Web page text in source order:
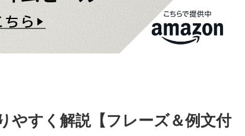
やすく解説【フレーズ＆例文付